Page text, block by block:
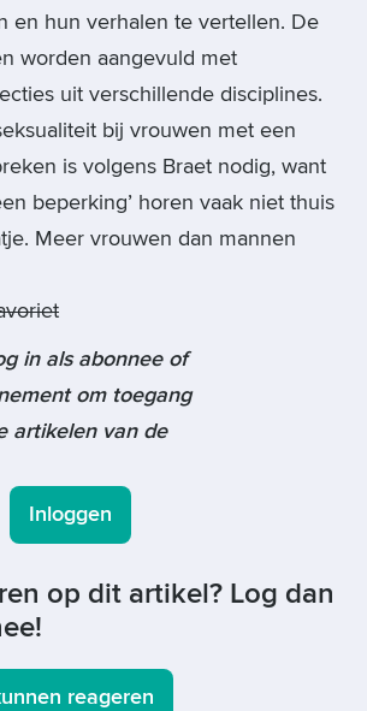
en hun verhalen te vertellen. De
worden aangevuld met
uit verschillende disciplines.
bij vrouwen met een
is volgens Braet nodig, want
beperking’ horen vaak niet thuis
Meer vrouwen dan mannen
in als abonnee of
om toegang
artikelen van de
Inloggen
op dit artikel? Log dan
reageren